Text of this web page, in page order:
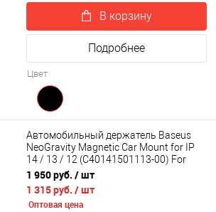
В корзину
Подробнее
Цвет
Автомобильный держатель Baseus
NeoGravity Magnetic Car Mount for IP
14 / 13 / 12 (C40141501113-00) For
Dashboards and Air Outlets
1 950 руб. / шт
1 315 руб. / шт
Оптовая цена